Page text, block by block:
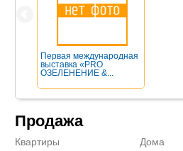
Первая международная
выставка «PRO
ОЗЕЛЕНЕНИЕ &...
Продажа
Квартиры
Дома